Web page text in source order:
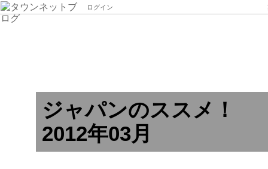
ログイン
ジャパンのススメ！
2012年03月